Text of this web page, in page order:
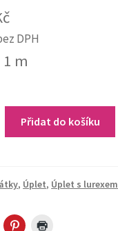
DPH
1 m
Přidat do košíku
, Úplet, Úplet s lurexem